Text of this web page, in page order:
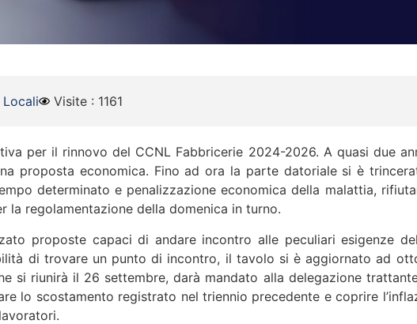
Locali Visite : 1161
per il rinnovo del CCNL Fabbricerie 2024-2026. A quasi due
proposta economica. Fino ad ora la parte datoriale si è
determinato e penalizzazione economica della malattia,
la regolamentazione della domenica in turno.
proposte capaci di andare incontro alle peculiari esigenze
di trovare un punto di incontro, il tavolo si è aggiornato ad
si riunirà il 26 settembre, darà mandato alla delegazione
lo scostamento registrato nel triennio precedente e coprire